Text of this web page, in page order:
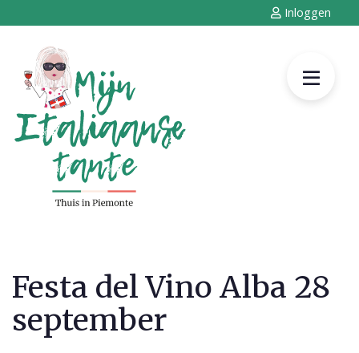
Inloggen
Festa del Vino Alba 28
september